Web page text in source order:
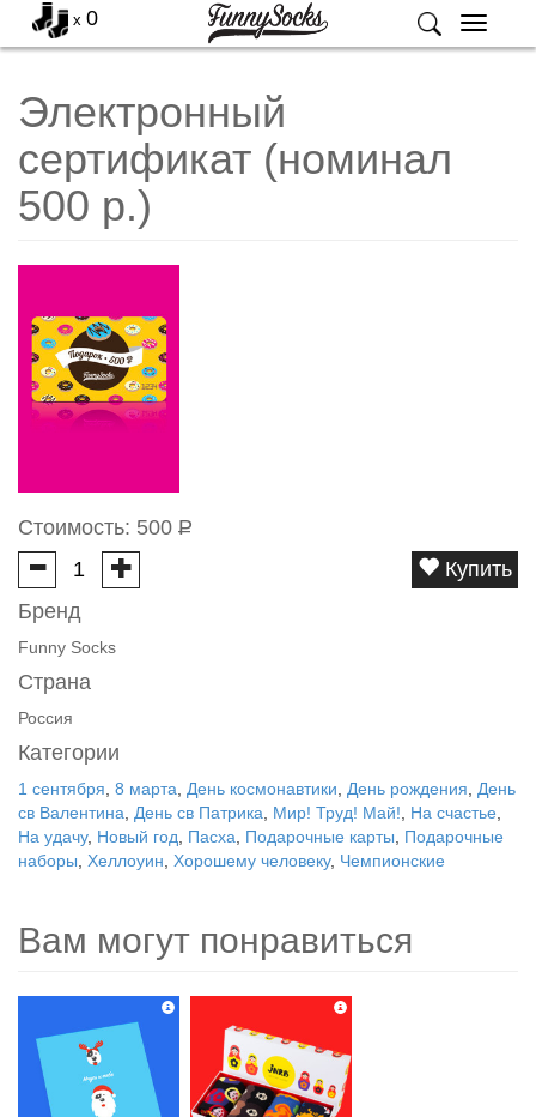
Меню
x 0
Электронный
сертификат (номинал
500 р.)
Стоимость: 500 Р
Купить
Бренд
Funny Socks
Страна
Россия
Категории
1 сентября 8 марта День космонавтики День рождения
День
св Валентина
День св Патрика Мир! Труд! Май! На счастье
На удачу, Новый год Пасха Подарочные карты
Подарочные
наборы
Хеллоуин Хорошему человеку, Чемпионские
Вам могут понравиться